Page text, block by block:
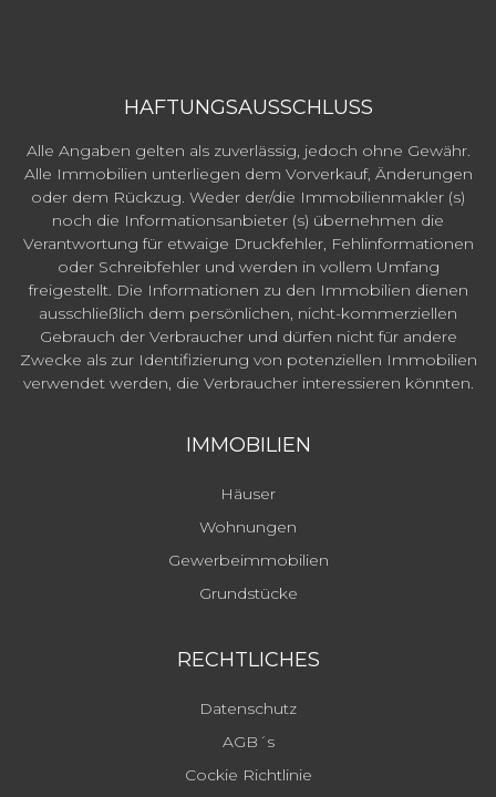
HAFTUNGSAUSSCHLUSS
Alle Angaben gelten als zuverlässig, jedoch ohne Gewähr.
Alle Immobilien unterliegen dem Vorverkauf, Änderungen
oder dem Rückzug. Weder der/die Immobilienmakler (s)
noch die Informationsanbieter (s) übernehmen die
Verantwortung für etwaige Druckfehler, Fehlinformationen
oder Schreibfehler und werden in vollem Umfang
freigestellt. Die Informationen zu den Immobilien dienen
ausschließlich dem persönlichen, nicht-kommerziellen
Gebrauch der Verbraucher und dürfen nicht für andere
Zwecke als zur Identifizierung von potenziellen Immobilien
verwendet werden, die Verbraucher interessieren könnten.
IMMOBILIEN
Häuser
Wohnungen
Gewerbeimmobilien
Grundstücke
RECHTLICHES
Datenschutz
AGB´s
Cockie Richtlinie